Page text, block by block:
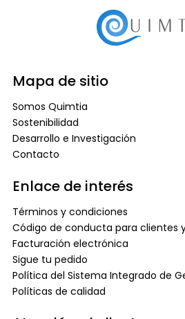
Mapa de sitio
Somos Quimtia
Sostenibilidad
Desarrollo e Investigación
Contacto
Enlace de interés
Términos y condiciones
Código de conducta para clientes
Facturación electrónica
Sigue tu pedido
Política del Sistema Integrado de
Políticas de calidad